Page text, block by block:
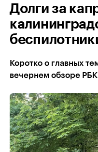
Долги за
Коротко о главных
вечернем обзоре